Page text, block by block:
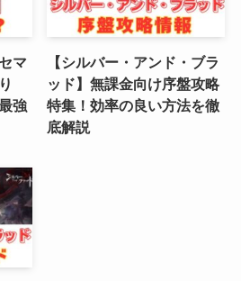
(4)
マ
強
【シルバー・アンド・ブラ
ッド】無課金向け序盤攻略
特集！効率の良い方法を徹
底解説